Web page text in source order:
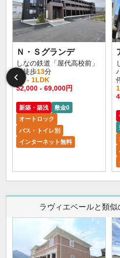
Ｎ・Ｓグランデ
しなの鉄道「屋代高校前」
駅徒歩13分
1K - 1LDK
52,000 - 69,000円
新築・築浅
敷金0
オートロック
バス・トイレ別
インターネット無料
ラヴィエベールと類